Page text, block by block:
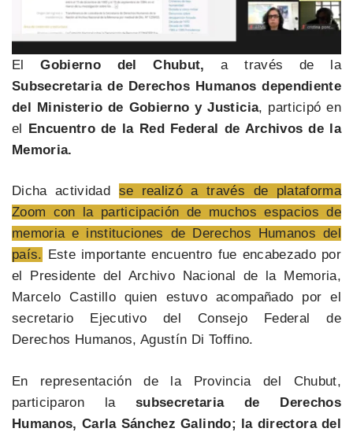
ElGobierno del Chubut, a través de la
Subsecretaria de Derechos Humanos dependiente
del Ministerio de Gobierno y Justicia, participó en
el Encuentro de la Red Federal de Archivos de la
Memoria.
Dicha actividad se realizó a través de plataforma
Zoom con la participación de muchos espacios de
memoria e instituciones de Derechos Humanos del
país. Este importante encuentro fue encabezado por
el Presidente del Archivo Nacional de la Memoria,
Marcelo Castillo quien estuvo acompañado por el
secretario Ejecutivo del Consejo Federal de
Derechos Humanos, Agustín Di Toffino.
En representación de la Provincia del Chubut,
participaron la subsecretaria de Derechos
Humanos, Carla Sánchez Galindo; la directora del